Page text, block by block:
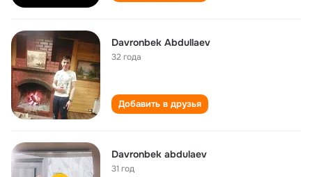
Davronbek Abdullaev
32 года
Добавить в друзья
Davronbek abdulaev
31 год